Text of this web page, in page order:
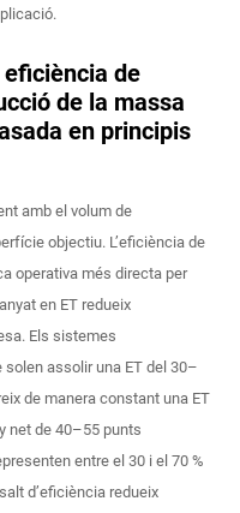
eficiència de
de la massa
en principis
amb el volum de
objectiu. L’eficiència de
operativa més directa per
en ET redueix
Els sistemes
assolir una ET del 30–
de manera constant una ET
net de 40–55 punts
entre el 30 i el 70 %
d’eficiència redueix